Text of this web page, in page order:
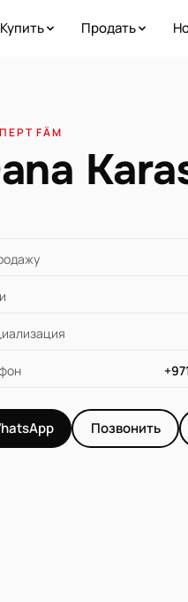
Купить Продать
FÄM
Позвонить